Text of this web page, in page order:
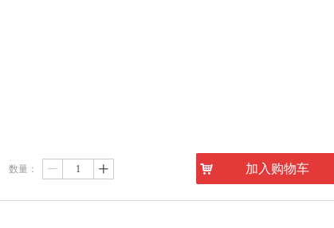
数量： ꄷ ꄸ 낙 加入购物车